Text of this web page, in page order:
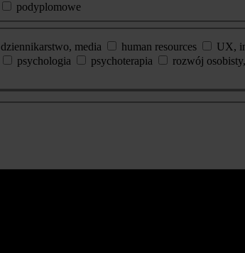
podyplomowe
dziennikarstwo, media human resources UX,
psychologia psychoterapia rozwój